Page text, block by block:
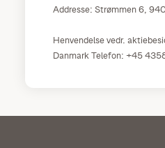
Addresse: Strømmen 6,
Henvendelse vedr.
Danmark Telefon: +45